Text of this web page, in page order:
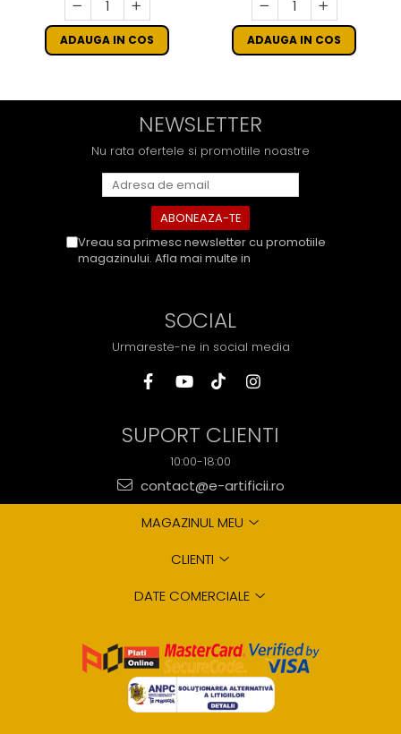
ADAUGA IN COS ADAUGA IN COS
NEWSLETTER
Nu rata ofertele si promotiile noastre
Vreau sa primesc newsletter cu promotiile
magazinului. Afla mai multe in
SOCIAL
Urmareste-ne in social media
SUPORT CLIENTI
10:00-18:00
contact@e-artificii.ro
MAGAZINUL MEU
CLIENTI
DATE COMERCIALE